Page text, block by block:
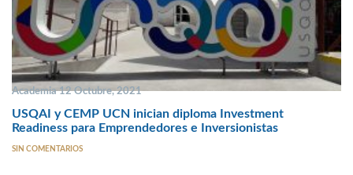
Academia 12 Octubre, 2021
USQAI y CEMP UCN inician diploma Investment
Readiness para Emprendedores e Inversionistas
SIN COMENTARIOS